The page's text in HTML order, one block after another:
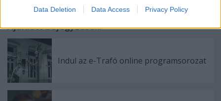
Data Deletion Data Access Privacy Policy
Ajánlott bejegyzések:
Indul az e-Trafó online programsorozat